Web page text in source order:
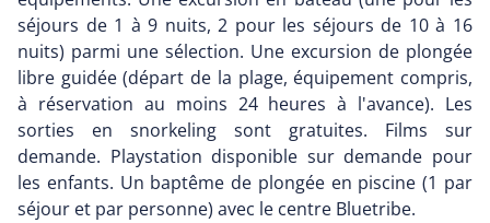
séjours de 1 à 9 nuits, 2 pour les séjours de 10 à 16
nuits) parmi une sélection. Une excursion de plongée
libre guidée (départ de la plage, équipement compris,
à réservation au moins 24 heures à l'avance). Les
sorties en snorkeling sont gratuites. Films sur
demande. Playstation disponible sur demande pour
les enfants. Un baptême de plongée en piscine (1 par
séjour et par personne) avec le centre Bluetribe.